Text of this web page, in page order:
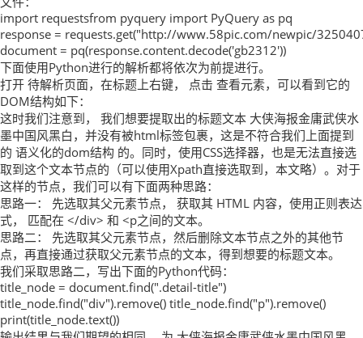
import requestsfrom pyquery import PyQuery as pq
response = requests.get("http://www.58pic.com/newpic/
document = pq(response.content.decode('gb2312'))
下面使用Python进行的解析都将依次为前提进行。
打开 待解析页面，在标题上右键， 点击 查看元素，可以看到它的
DOM结构如下：
这时我们注意到， 我们想要提取出的标题文本 大侠海报金庸武侠水
墨中国风黑白，并没有被html标签包裹，这是不符合我们上面提到
的 语义化的dom结构 的。同时，使用CSS选择器，也是无法直接选
取到这个文本节点的（可以使用Xpath直接选取到，本文略）。对于
这样的节点，我们可以有下面两种思路：
思路一： 先选取其父元素节点， 获取其 HTML 内容，使用正则表达
式， 匹配在 </div> 和 <p之间的文本。
思路二： 先选取其父元素节点，然后删除文本节点之外的其他节
点，再直接通过获取父元素节点的文本，得到想要的标题文本。
我们采取思路二，写出下面的Python代码：
title_node = document.find(".detail-title")
title_node.find("div").remove() title_node.find("p").remove()
print(title_node.text())